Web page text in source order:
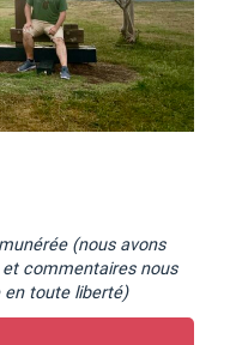
(nous avons
et commentaires nous
toute liberté)